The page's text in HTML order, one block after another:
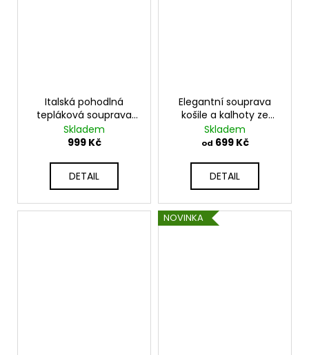
Italská pohodlná
tepláková souprava
K6171G
Skladem
999 Kč
DETAIL
Elegantní souprava
košile a kalhoty ze
vzdušného materiálu
K1025
Skladem
od 699 Kč
DETAIL
NOVINKA